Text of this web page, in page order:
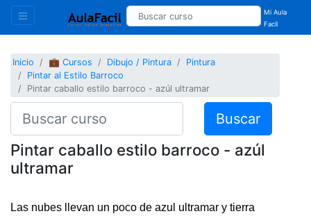
Mi Aula
Facil
Inicio 💼 Cursos Dibujo / Pintura
Pintura
Pintar al Estilo Barroco
Pintar caballo estilo barroco - azúl ultramar
Buscar
Pintar caballo estilo barroco - azúl
ultramar
Las nubes llevan un poco de azul ultramar y tierra